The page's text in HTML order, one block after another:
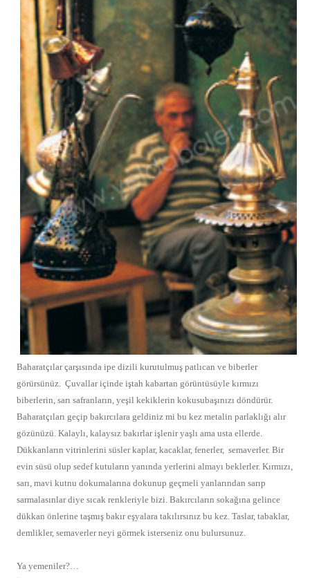
Baharatçılar çarşısında ipe dizili kurutulmuş patlıcan ve biberler
görürsünüz. Çuvallar içinde iştah kabartan görüntüsüyle kırmızı
biberlerin, sarı safranların, yeşil kekiklerin kokusubaşınızı döndürür.
Baharatçıları geçip bakırcılara geldiniz mi bu kez metalin parlaklığı alır
gözünüzü. Kalaylı, kalaysız bakırlar işlenir yaşlı ama usta ellerde.
Dükkanların vitrinlerini süsler kaplar, kacaklar, fenerler, semaverler. Bir
evin süsü olup sedef kutuların yanında yerlerini almayı beklerler. Kırmızı,
sarı, mavi kutnu dokumalarına dokunup geçmeli yanlarından sarıp
sarmalasınlar diye sıcak renkleriyle bizi. Bakırcıların sokağına gelince
dükkan önlerine taşmış bakır eşyalara takılırsınız bu kez. Taslar, tabaklar,
demlikler, semaverler neyi görmek isterseniz onu bulursunuz.
Ya yemeniler?…